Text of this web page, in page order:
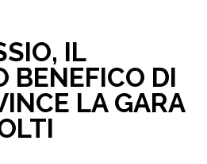
IL
BENEFICO DI
LA GARA